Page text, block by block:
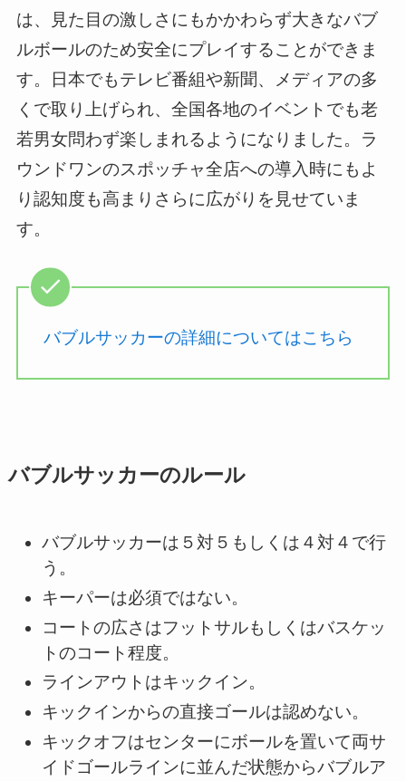
は、見た目の激しさにもかかわらず大きなバブ
ルボールのため安全にプレイすることができま
す。日本でもテレビ番組や新聞、メディアの多
くで取り上げられ、全国各地のイベントでも老
若男女問わず楽しまれるようになりました。ラ
ウンドワンのスポッチャ全店への導入時にもよ
り認知度も高まりさらに広がりを見せていま
す。
バブルサッカーの詳細についてはこちら
バブルサッカーのルール
バブルサッカーは５対５もしくは４対４で行
う。
キーパーは必須ではない。
コートの広さはフットサルもしくはバスケッ
トのコート程度。
ラインアウトはキックイン。
キックインからの直接ゴールは認めない。
キックオフはセンターにボールを置いて両サ
イドゴールラインに並んだ状態からバブルア